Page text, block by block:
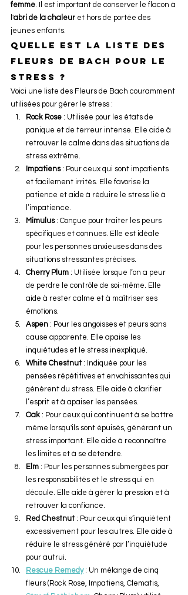
femme . Il est important de conserver le flacon à
l'abri de la chaleur et hors de portée des
jeunes enfants.
Quelle est la liste des
Fleurs de Bach pour le
stress ?
Voici une liste des Fleurs de Bach couramment
utilisées pour gérer le stress :
Rock Rose : Utilisée pour les états de
panique et de terreur intense. Elle aide à
retrouver le calme dans des situations de
stress extrême.
Impatiens : Pour ceux qui sont impatients
et facilement irrités. Elle favorise la
patience et aide à réduire le stress lié à
l’impatience.
Mimulus : Conçue pour traiter les peurs
spécifiques et connues. Elle est idéale
pour les personnes anxieuses dans des
situations stressantes précises.
Cherry Plum : Utilisée lorsque l’on a peur
de perdre le contrôle de soi-même. Elle
aide à rester calme et à maîtriser ses
émotions.
Aspen : Pour les angoisses et peurs sans
cause apparente. Elle apaise les
inquiétudes et le stress inexpliqué.
White Chestnut : Indiquée pour les
pensées répétitives et envahissantes qui
génèrent du stress. Elle aide à clarifier
l’esprit et à apaiser les pensées.
Oak : Pour ceux qui continuent à se battre
même lorsqu'ils sont épuisés, générant un
stress important. Elle aide à reconnaître
les limites et à se détendre.
Elm : Pour les personnes submergées par
les responsabilités et le stress qui en
découle. Elle aide à gérer la pression et à
retrouver la confiance.
Red Chestnut : Pour ceux qui s’inquiètent
excessivement pour les autres. Elle aide à
réduire le stress généré par l’inquiétude
pour autrui.
Rescue Remedy : Un mélange de cinq
fleurs (Rock Rose, Impatiens, Clematis,